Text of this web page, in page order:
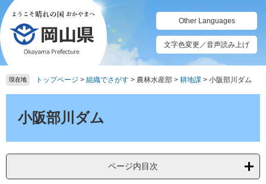
ペ
ー
ジ
の
先
頭
す。
メ
ニ
ュ
ー
を
飛
し
へ
Other Languages
文字色変更／音声読み上げ
現在地 トップページ > 組織でさがす > 農林水産部 > 耕地課 > 小阪部川ダム
小阪部川ダム
ページ内目次